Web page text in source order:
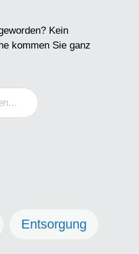
Kein
kommen Sie ganz
Entsorgung